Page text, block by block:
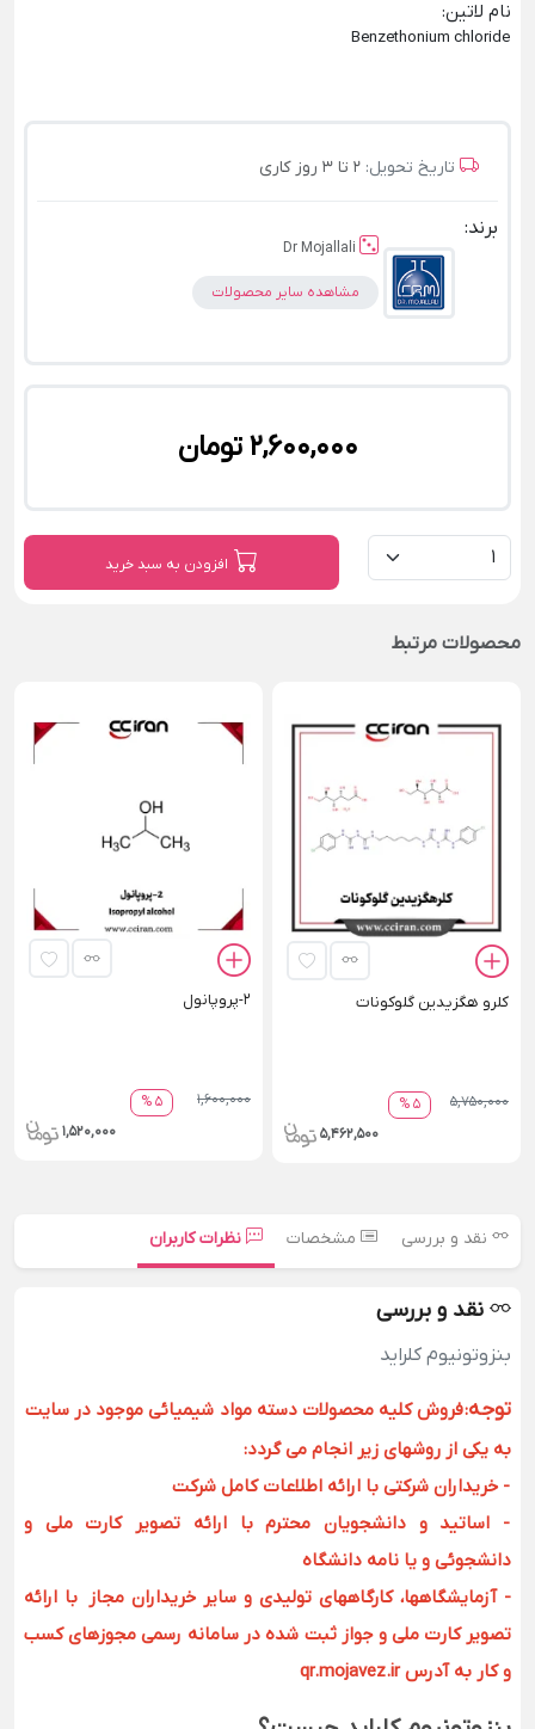
نام لاتین:
Benzethonium chloride
تاریخ تحویل: 2 تا 3 روز کاری
برند:
Dr Mojallali
مشاهده سایر محصولات
2,600,000 تومان
افزودن به سبد خرید
محصولات مرتبط
کلرو هگزیدین گلوکونات
5 %
5,750,000
5,462,500
2-پروپانول
5 %
1,600,000
1,520,000
نقد و بررسی مشخصات نظرات کاربران
نقد و بررسی
بنزوتونیوم کلراید
توجه:فروش کلیه محصولات دسته مواد شیمیائی موجود در سایت
به یکی از روشهای زیر انجام می گردد:
- خریداران شرکتی با ارائه اطلاعات کامل شرکت
- اساتید و دانشجویان محترم با ارائه تصویر کارت ملی و
دانشجوئی و یا نامه دانشگاه
- آزمایشگاهها، کارگاههای تولیدی و سایر خریداران مجاز با ارائه
تصویر کارت ملی و جواز ثبت شده در سامانه رسمی مجوزهای کسب
و کار به آدرس qr.mojavez.ir